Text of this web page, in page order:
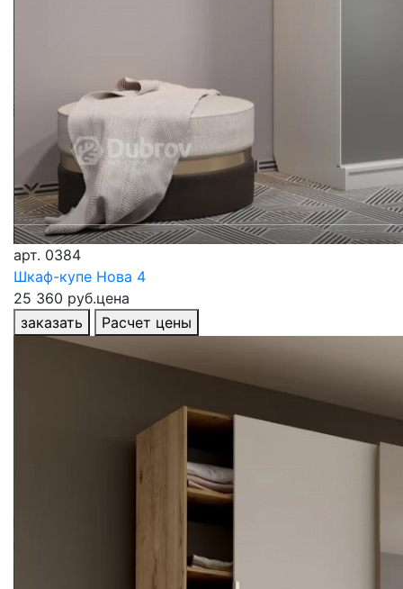
арт. 0384
Шкаф-купе Нова 4
25 360 руб.цена
заказать
Расчет цены